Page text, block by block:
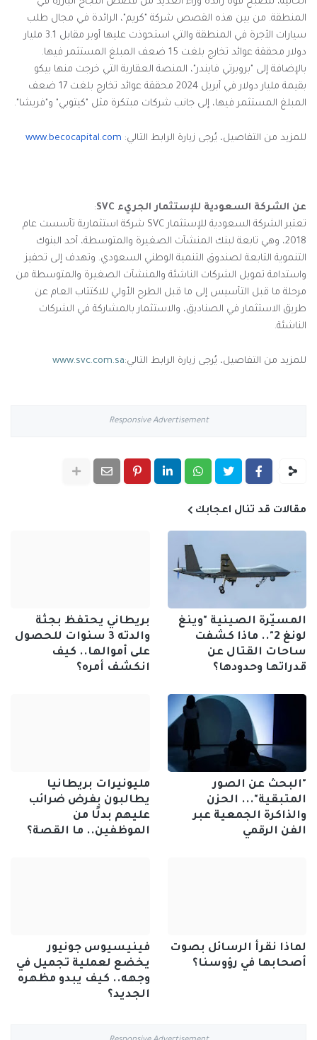
المنطقة. من بين هذه القصص شركة "كريم"، الرائدة في مجال طلب
سيارات الأجرة في المنطقة والتي استحوذت عليها أوبر مقابل 3.1 مليار
دولار محققة عوائد تخارج بلغت 15 ضعف المبلغ المستثمر فيها.
بالإضافة إلى "بروبرتي فايندر"، المنصة العقارية التي خرجت منها بيكو
بقيمة مليار دولار في أبريل 2024 محققة عوائد تخارج بلغت 17 ضعف
المبلغ المستثمر فيها، إلى جانب شركات مبتكرة مثل "كيتوبي" و"فريشا".
للمزيد من التفاصيل، يُرجى زيارة الرابط التالي: www.becocapital.com
عن الشركة السعودية للإستثمار الجريء SVC
:
تعتبر الشركة السعودية للإستثمارSVC شركة استثمارية تأسست عام
2018، وهي تابعة لبنك المنشآت الصغيرة والمتوسطة، أحد البنوك
التنموية التابعة لصندوق التنمية الوطني السعودي. وتهدف إلى تحفيز
واستدامة تمويل الشركات الناشئة والمنشآت الصغيرة والمتوسطة من
مرحلة ما قبل التأسيس إلى ما قبل الطرح الأولي للاكتتاب العام عن
طريق الاستثمار في الصناديق، والاستثمار بالمشاركة في الشركات
الناشئة.
للمزيد من التفاصيل، يُرجى زيارة الرابط التالي:www.svc.com.sa
Responsive Advertisement
مقالات قد تنال اعجابك
المسيّرة الصينية "وينغ
لونغ 2".. ماذا كشفت
ساحات القتال عن
قدراتها وحدودها؟
بريطاني يحتفظ بجثة
والدته 3 سنوات للحصول
على أموالها.. كيف
انكشف أمره؟
"البحث عن الصور
المتبقية"... الحزن
والذاكرة الجمعية عبر
الفن الرقمي
مليونيرات بريطانيا
يطالبون بفرض ضرائب
عليهم بدلًا من
الموظفين.. ما القصة؟
لماذا نقرأ الرسائل بصوت
أصحابها في رؤوسنا؟
فينيسيوس جونيور
يخضع لعملية تجميل في
وجهه.. كيف يبدو مظهره
الجديد؟